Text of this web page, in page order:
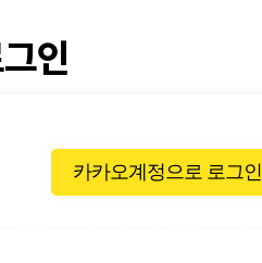
인
카카오계정으로 로그인